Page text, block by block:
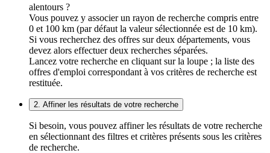
alentours ?
Vous pouvez y associer un rayon de recherche compris entre
0 et 100 km (par défaut la valeur sélectionnée est de 10 km).
Si vous recherchez des offres sur deux départements, vous
devez alors effectuer deux recherches séparées.
Lancez votre recherche en cliquant sur la loupe ; la liste des
offres d'emploi correspondant à vos critères de recherche est
restituée.
2. Affiner les résultats de votre recherche
Si besoin, vous pouvez affiner les résultats de votre recherche
en sélectionnant des filtres et critères présents sous les critères
de recherche.